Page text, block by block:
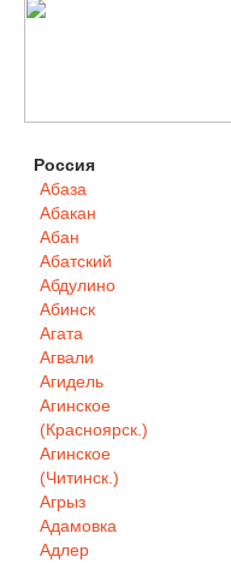
Россия
Абаза
Абакан
Абан
Абатский
Абдулино
Абинск
Агата
Агвали
Агидель
Агинское
(Красноярск.)
Агинское
(Читинск.)
Агрыз
Адамовка
Адлер